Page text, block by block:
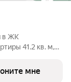
в ЖК
кв. м,
Проект
мне